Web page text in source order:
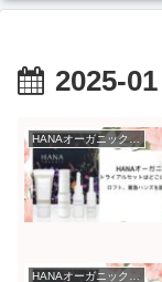
2025-01